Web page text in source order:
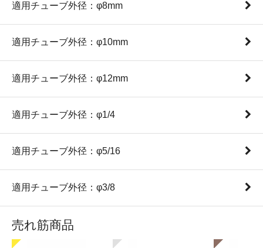
適用チューブ外径：φ8mm
適用チューブ外径：φ10mm
適用チューブ外径：φ12mm
適用チューブ外径：φ1/4
適用チューブ外径：φ5/16
適用チューブ外径：φ3/8
売れ筋商品